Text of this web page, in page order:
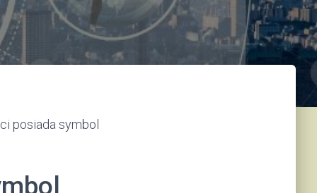
posiada symbol